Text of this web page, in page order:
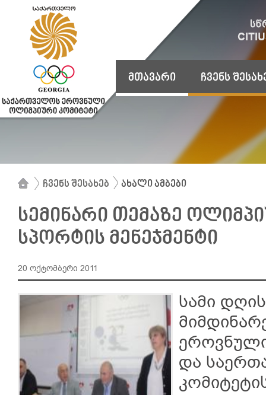
მთავარი ჩვენს
ჩვენს შესახებ ახალი ამბები
სემინარი თემაზე
სპორტის მენეჯმენტი
20 ოქტომბერი 2011
სამი
და